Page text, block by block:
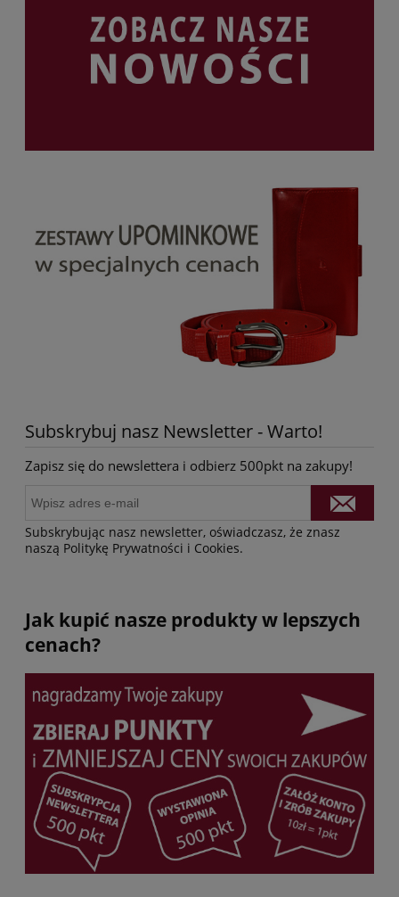
Subskrybuj nasz Newsletter - Warto!
Zapisz się do newslettera i odbierz 500pkt na zakupy!
Subskrybując nasz newsletter, oświadczasz, że znasz
naszą Politykę Prywatności i Cookies.
Jak kupić nasze produkty w lepszych
cenach?